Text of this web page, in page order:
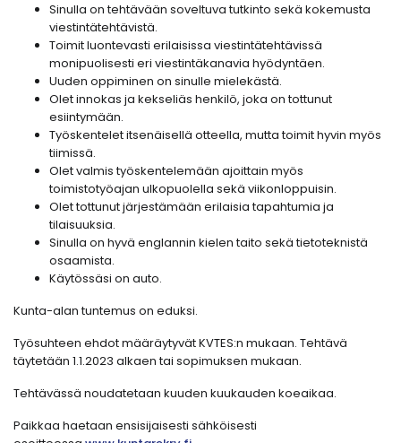
Sinulla on tehtävään soveltuva tutkinto sekä kokemusta
viestintätehtävistä.
Toimit luontevasti erilaisissa viestintätehtävissä
monipuolisesti eri viestintäkanavia hyödyntäen.
Uuden oppiminen on sinulle mielekästä.
Olet innokas ja kekseliäs henkilö, joka on tottunut
esiintymään.
Työskentelet itsenäisellä otteella, mutta toimit hyvin myös
tiimissä.
Olet valmis työskentelemään ajoittain myös
toimistotyöajan ulkopuolella sekä viikonloppuisin.
Olet tottunut järjestämään erilaisia tapahtumia ja
tilaisuuksia.
Sinulla on hyvä englannin kielen taito sekä tietoteknistä
osaamista.
Käytössäsi on auto.
Kunta-alan tuntemus on eduksi.
Työsuhteen ehdot määräytyvät KVTES:n mukaan. Tehtävä
täytetään 1.1.2023 alkaen tai sopimuksen mukaan.
Tehtävässä noudatetaan kuuden kuukauden koeaikaa.
Paikkaa haetaan ensisijaisesti sähköisesti